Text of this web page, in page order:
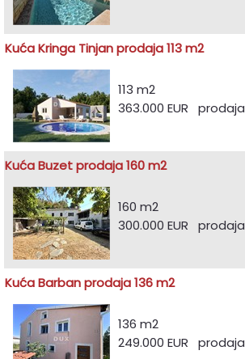
Kuća Kringa Tinjan prodaja 113 m2
113 m2
363.000 EUR prodaja
Kuća Buzet prodaja 160 m2
160 m2
300.000 EUR prodaja
Kuća Barban prodaja 136 m2
136 m2
249.000 EUR prodaja